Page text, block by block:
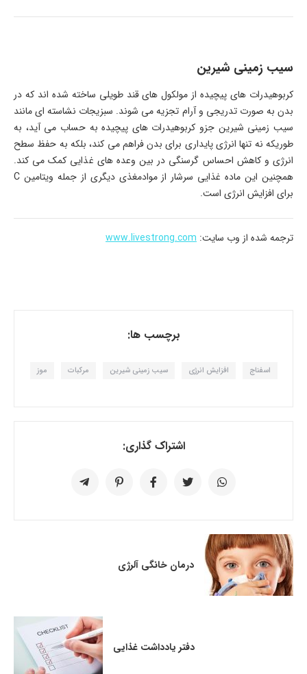
سیب زمینی شیرین
کربوهیدرات های پیچیده از مولکول های قند طویلی ساخته شده اند که در
بدن به صورت تدریجی و آرام تجزیه می شوند. سبزیجات نشاسته ای مانند
سیب زمینی شیرین جزو کربوهیدرات های پیچیده به حساب می آید، به
طوریکه نه تنها انرژی پایداری برای بدن فراهم می کند، بلکه به حفظ سطح
انرژی و کاهش احساس گرسنگی در بین وعده های غذایی کمک می کند.
همچنین این ماده غذایی سرشار از موادمغذی دیگری از جمله ویتامین C
برای افزایش انرژی است.
ترجمه شده از وب سایت: www.livestrong.com
برچسب ها:
اسفناج افزایش انرژی سیب زمینی شیرین مرکبات موز
اشتراک گذاری:
درمان خانگی آلرژی
دفتر یادداشت غذایی